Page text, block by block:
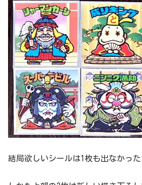
結局欲しいシールは1枚も出なかった